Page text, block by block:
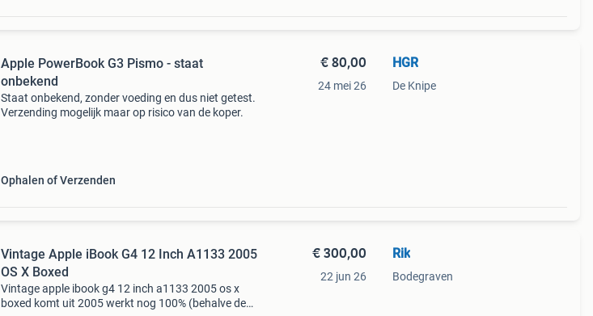
Apple PowerBook G3 Pismo - staat
onbekend
Staat onbekend, zonder voeding en dus niet getest.
Verzending mogelijk maar op risico van de koper.
Ophalen of Verzenden
€ 80,00
24 mei 26
HGR
De Knipe
Vintage Apple iBook G4 12 Inch A1133 2005
OS X Boxed
Vintage apple ibook g4 12 inch a1133 2005 os x
boxed komt uit 2005 werkt nog 100% (behalve de
€ 300,00
22 jun 26
Rik
Bodegraven